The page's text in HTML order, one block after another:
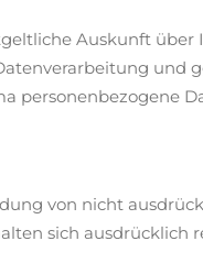
Auskunft über
und
personenbezogene
von nicht
sich ausdrücklich